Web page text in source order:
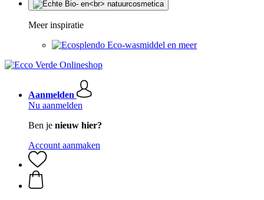
Meer inspiratie
Eco-wasmiddel en meer
Aanmelden
Nu aanmelden
Ben je nieuw hier?
Account aanmaken